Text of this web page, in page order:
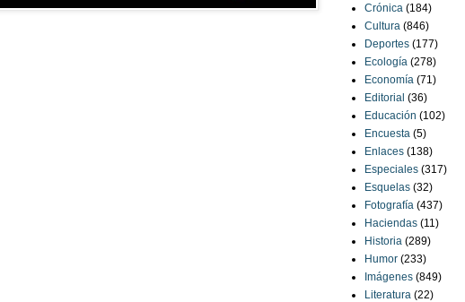
Crónica (184)
Cultura (846)
Deportes (177)
Ecología (278)
Economía (71)
Editorial (36)
Educación (102)
Encuesta (5)
Enlaces (138)
Especiales (317)
Esquelas (32)
Fotografía (437)
Haciendas (11)
Historia (289)
Humor (233)
Imágenes (849)
Literatura (22)